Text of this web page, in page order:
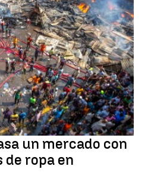
un mercado con
ropa en